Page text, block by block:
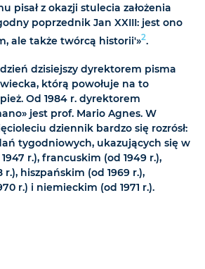
pisał z okazji stulecia założenia
poprzednik Jan XXIII: jest ono
ale także twórcą historii'»2.
dzisiejszy dyrektorem pisma
którą powołuje na to
Od 1984 r. dyrektorem
jest prof. Mario Agnes. W
dziennik bardzo się rozrósł:
tygodniowych, ukazujących się w
r.), francuskim (od 1949 r.),
hiszpańskim (od 1969 r.),
r.) i niemieckim (od 1971 r.).